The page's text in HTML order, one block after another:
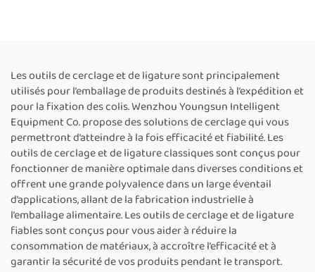
caisses, fournisseurs de
machines de cerclage
Les outils de cerclage et de ligature sont principalement
utilisés pour l’emballage de produits destinés à l’expédition et
pour la fixation des colis. Wenzhou Youngsun Intelligent
Equipment Co. propose des solutions de cerclage qui vous
permettront d’atteindre à la fois efficacité et fiabilité. Les
outils de cerclage et de ligature classiques sont conçus pour
fonctionner de manière optimale dans diverses conditions et
offrent une grande polyvalence dans un large éventail
d’applications, allant de la fabrication industrielle à
l’emballage alimentaire. Les outils de cerclage et de ligature
fiables sont conçus pour vous aider à réduire la
consommation de matériaux, à accroître l’efficacité et à
garantir la sécurité de vos produits pendant le transport.